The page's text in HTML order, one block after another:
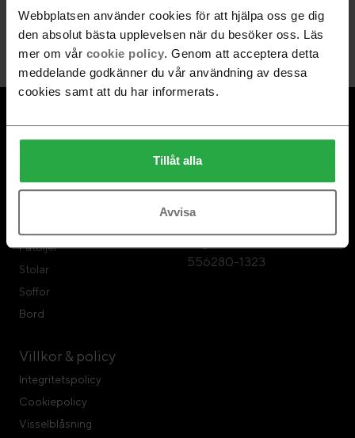
Webbplatsen använder cookies för att hjälpa oss ge dig
den absolut bästa upplevelsen när du besöker oss. Läs
mer om vår cookie policy. Genom att acceptera detta
meddelande godkänner du vår användning av dessa
cookies samt att du har informerats.
Tillåt alla
Avvisa
Nyhetsbrev
Gå med
Om Swedese
Hållbarhet
Fåtöljer
Stolar
Soffor
Bord
Villkor & policy
Integritetspolicy
Cookiepolicy
Visselblåsning
Swedese Möbler
Swedese Möbler AB
Formvägen 3
556280-1323